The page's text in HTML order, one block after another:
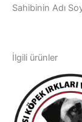
Sahibinin Adı
İlgili ürünler